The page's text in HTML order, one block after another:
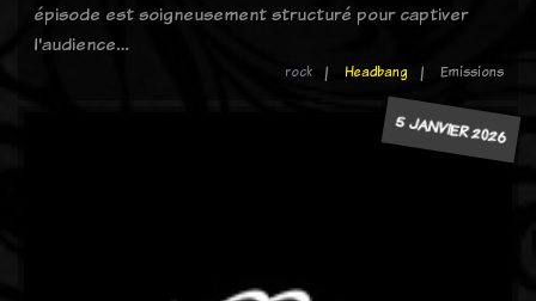
épisode est soigneusement structuré pour captiver
l'audience…
rock Headbang Emissions
5 JANVIER 2026